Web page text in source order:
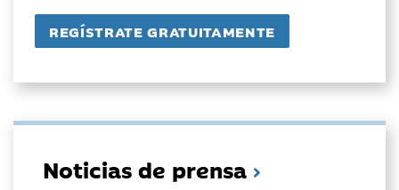
Noticias de prensa